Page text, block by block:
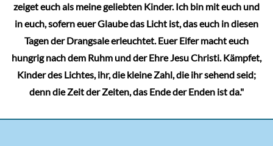
zeiget euch als meine geliebten Kinder. Ich bin mit euch und
in euch, sofern euer Glaube das Licht ist, das euch in diesen
Tagen der Drangsale erleuchtet. Euer Eifer macht euch
hungrig nach dem Ruhm und der Ehre Jesu Christi. Kämpfet,
Kinder des Lichtes, ihr, die kleine Zahl, die ihr sehend seid;
denn die Zeit der Zeiten, das Ende der Enden ist da."